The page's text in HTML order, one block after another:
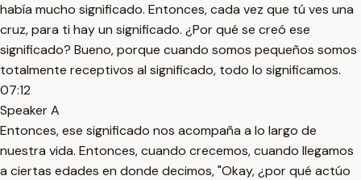
había mucho significado. Entonces, cada vez que tú ves una
cruz, para ti hay un significado. ¿Por qué se creó ese
significado? Bueno, porque cuando somos pequeños somos
totalmente receptivos al significado, todo lo significamos.
07:12
Speaker A
Entonces, ese significado nos acompaña a lo largo de
nuestra vida. Entonces, cuando crecemos, cuando llegamos
a ciertas edades en donde decimos, "Okay, ¿por qué actúo